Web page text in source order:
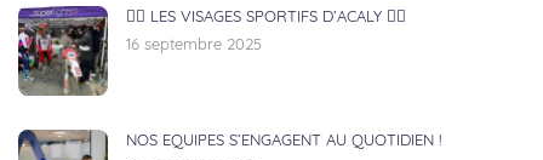
🏃‍♂️ LES VISAGES SPORTIFS D’ACALY 🚴‍♀️
16 septembre 2025
NOS EQUIPES S’ENGAGENT AU QUOTIDIEN !